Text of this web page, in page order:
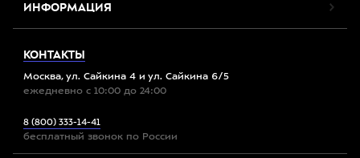
ИНФОРМАЦИЯ
КОНТАКТЫ
Москва, ул. Сайкина 4 и ул. Сайкина 6/5
ежедневно с 10:00 до 24:00
8 (800) 333-14-41
бесплатный звонок по России